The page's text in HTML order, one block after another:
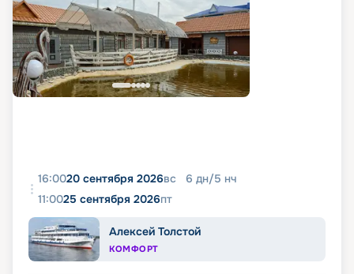
16:0020 сентября 2026вс 6 дн/5 нч
11:0025 сентября 2026пт
Алексей Толстой
КОМФОРТ